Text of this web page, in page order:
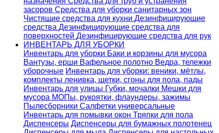
засоров Средства для уборки санитарных зон
Чистящие средства для кухни Дезинфицирующие
средства Дезинфицирующие средства для
поверхностей Дезинфицирующие средства для рук
ИНВЕНТАРЬ ДЛЯ УБОРКИ
Инвентарь для уборки Баки и корзины для мусора
Вантузы, ерши Вафельное полотно Ведра, тележки
уборочные Инвентарь для уборки: веники, мётлы,
комплекты ленивка, щетки, сгоны для пола, пады
Инвентарь для улицы Губки, мочалки Мешки для
мусора МОПы, рукоятки, флаундеры, зажимы
Пылесборники Салфетки универсальные
Инвентарь для помывки окон Тряпки для пола
Диспенсеры Диспенсеры для бумажных полотенец